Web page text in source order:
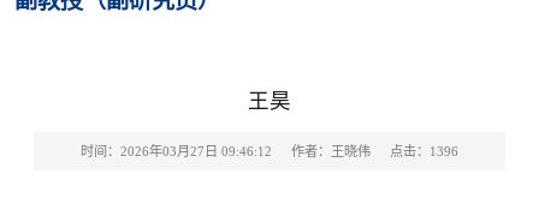
王昊
时间：2026年03月27日 09:46:12 作者：王晓伟 点击： 1396